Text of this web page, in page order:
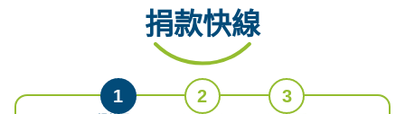
捐款快線
1 2 3